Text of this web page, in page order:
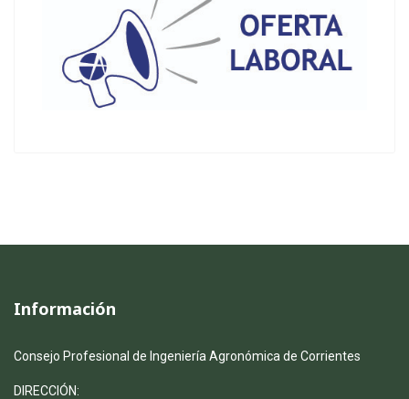
Información
Consejo Profesional de Ingeniería Agronómica de Corrientes
DIRECCIÓN: